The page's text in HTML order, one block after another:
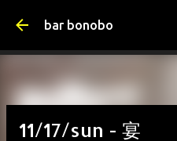
スキップしてメイ
bar bonobo
11/17/sun - 宴